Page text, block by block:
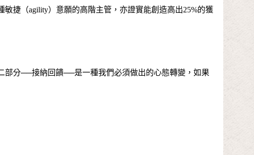
捷（agility）意願的高階主管，亦證實能創造高出25%的獲
部分──接納回饋──是一種我們必須做出的心態轉變，如果